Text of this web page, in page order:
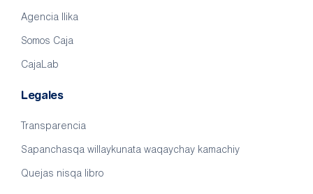
Agencia llika
Somos Caja
CajaLab
Legales
Transparencia
Sapanchasqa willaykunata waqaychay kamachiy
Quejas nisqa libro